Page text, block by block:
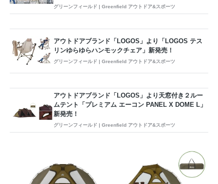
グリーンフィールド | Greenfield アウトドア&スポーツ
アウトドアブランド「LOGOS」より「LOGOS テス
リンゆらゆらハンモックチェア」新発売！
グリーンフィールド | Greenfield アウトドア&スポーツ
アウトドアブランド「LOGOS」より天窓付き２ルー
ムテント「プレミアム エーコン PANEL X DOME L」
新発売！
グリーンフィールド | Greenfield アウトドア&スポーツ